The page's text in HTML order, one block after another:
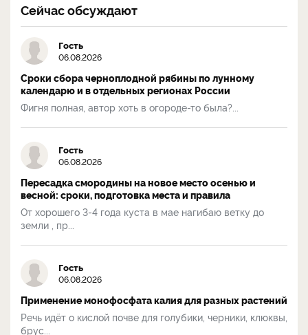
Сейчас обсуждают
Гость
06.08.2026
Сроки сбора черноплодной рябины по лунному
календарю и в отдельных регионах России
Фигня полная, автор хоть в огороде-то была?...
Гость
06.08.2026
Пересадка смородины на новое место осенью и
весной: сроки, подготовка места и правила
От хорошего 3-4 года куста в мае нагибаю ветку до
земли , пр...
Гость
06.08.2026
Применение монофосфата калия для разных растений
Речь идёт о кислой почве для голубики, черники, клюквы,
брус...